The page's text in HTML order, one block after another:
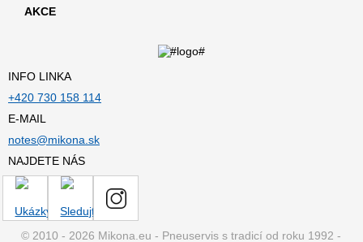
AKCE
INFO LINKA
+420 730 158 114
E-MAIL
notes@mikona.sk
NAJDETE NÁS
© 2010 - 2026 Mikona.eu - Pneuservis s tradicí od roku 1992 -